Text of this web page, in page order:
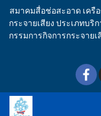
สมาคมสื่อช่อสะอาด เครื
กระจายเสียง ประเภทบ
กรรมการกิจการกระจาย